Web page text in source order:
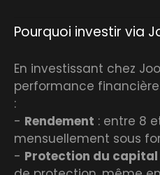
Pourquoi investir via
En investissant chez
performance
:
- Rendement : entre 8
mensuellement sous
- Protection du capital